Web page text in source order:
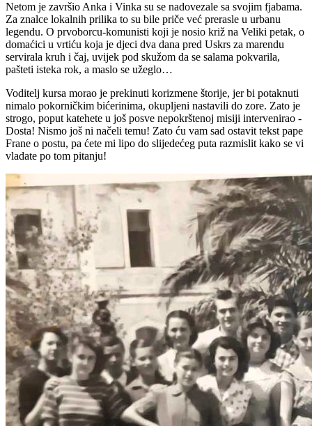
Netom je završio Anka i Vinka su se nadovezale sa svojim fjabama.
Za znalce lokalnih prilika to su bile priče već prerasle u urbanu
legendu. O prvoborcu-komunisti koji je nosio križ na Veliki petak, o
domaćici u vrtiću koja je djeci dva dana pred Uskrs za marendu
servirala kruh i čaj, uvijek pod skužom da se salama pokvarila,
pašteti isteka rok, a maslo se užeglo…
Voditelj kursa morao je prekinuti korizmene štorije, jer bi potaknuti
nimalo pokorničkim bićerinima, okupljeni nastavili do zore. Zato je
strogo, poput katehete u još posve nepokrštenoj misiji intervenirao -
Dosta! Nismo još ni načeli temu! Zato ću vam sad ostavit tekst pape
Frane o postu, pa ćete mi lipo do slijedećeg puta razmislit kako se vi
vladate po tom pitanju!